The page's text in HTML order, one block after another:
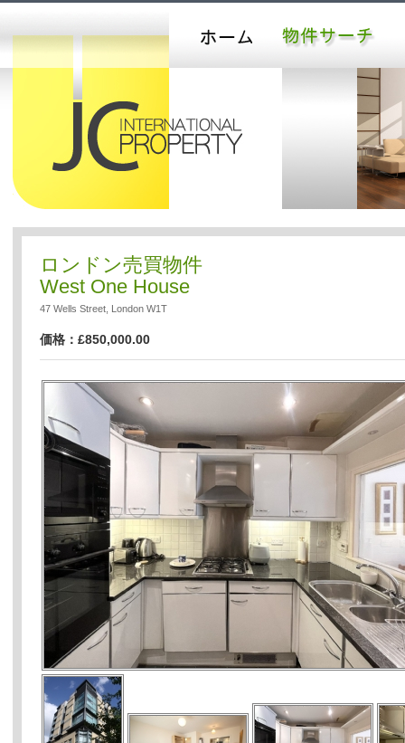
ロンドン売買物件
West One House
47 Wells Street, London W1T
価格：£850,000.00